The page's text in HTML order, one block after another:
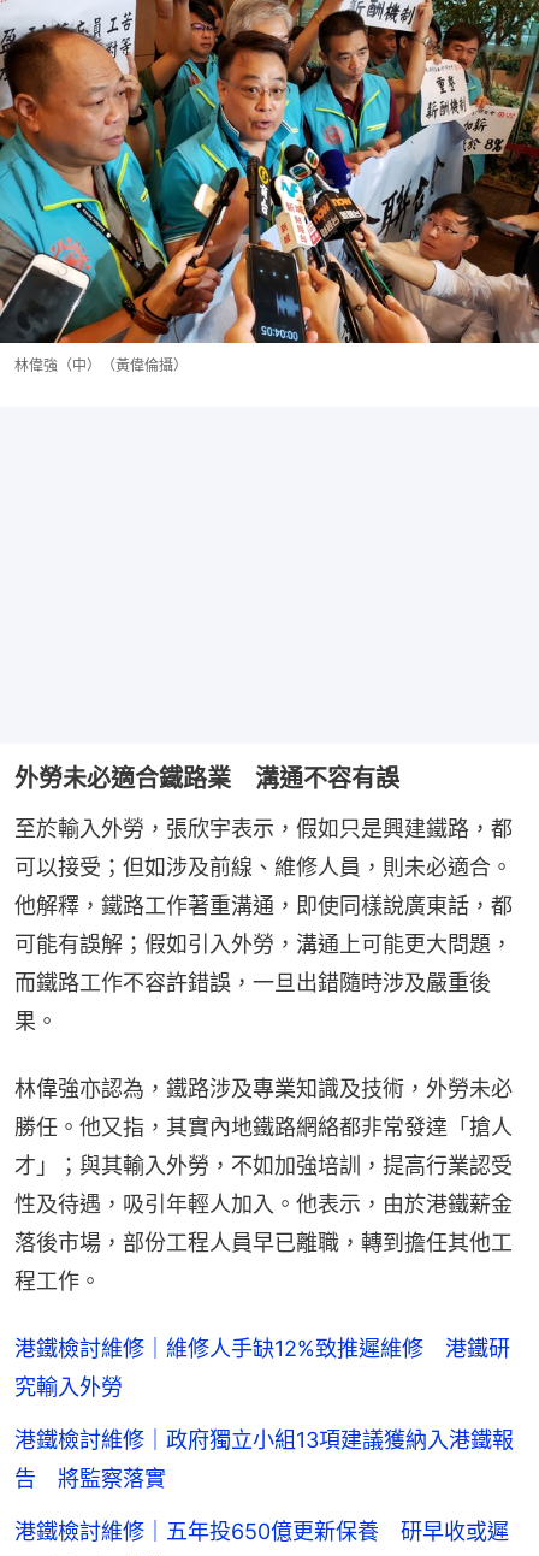
林偉強（中）（黃偉倫攝）
外勞未必適合鐵路業 溝通不容有誤
至於輸入外勞，張欣宇表示，假如只是興建鐵路，都
可以接受；但如涉及前線、維修人員，則未必適合。
他解釋，鐵路工作著重溝通，即使同樣說廣東話，都
可能有誤解；假如引入外勞，溝通上可能更大問題，
而鐵路工作不容許錯誤，一旦出錯隨時涉及嚴重後
果。
林偉強亦認為，鐵路涉及專業知識及技術，外勞未必
勝任。他又指，其實內地鐵路網絡都非常發達「搶人
才」；與其輸入外勞，不如加強培訓，提高行業認受
性及待遇，吸引年輕人加入。他表示，由於港鐵薪金
落後市場，部份工程人員早已離職，轉到擔任其他工
程工作。
港鐵檢討維修｜維修人手缺12%致推遲維修 港鐵研
究輸入外勞
港鐵檢討維修｜政府獨立小組13項建議獲納入港鐵報
告 將監察落實
港鐵檢討維修｜五年投650億更新保養 研早收或遲